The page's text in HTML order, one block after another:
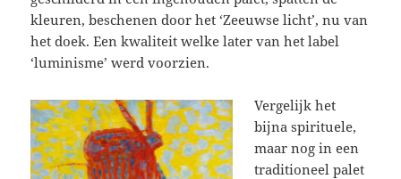
kleuren, beschenen door het ‘Zeeuwse licht’, nu van
het doek. Een kwaliteit welke later van het label
‘luminisme’ werd voorzien.
Vergelijk het
bijna spirituele,
maar nog in een
traditioneel palet